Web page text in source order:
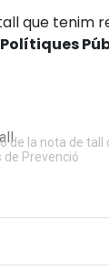
que tenim
de la nota de tall
de Prevenció